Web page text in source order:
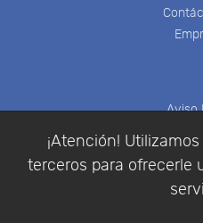
¡Atención!
terceros para ofrecerle
Aviso